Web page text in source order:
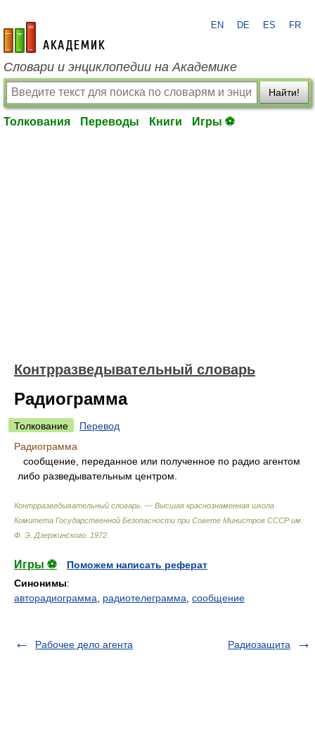
academic.ru
EN DE ES FR
Словари и энциклопедии на Академике
Найти!
Толкования Переводы Книги Игры ⚽
Контрразведывательный словарь
Радиограмма
Толкование
Перевод
Радиограмма
сообщение, переданное или полученное по радио агентом
либо разведывательным центром.
Контрразведывательный словарь. — Высшая краснознаменная школа
Комитета Государственной Безопасности при Совете Министров СССР им.
Ф. Э. Дзержинского 1972
Игры ⚽
Поможем написать реферат
Синонимы:
авторадиограмма
радиотелеграмма сообщение
Рабочее дело агента Радиозащита